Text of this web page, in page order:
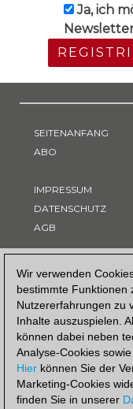
Wir verwenden
bestimmte Funktionen
Nutzererfahrungen zu
Inhalte auszuspielen.
können dabei neben
Analyse-Cookies
Hier können Sie der
Marketing-Cookies
finden Sie in unserer
Ja, ich
SEITENANFANG
ABO
IMPRESSUM
DATENSCHUTZ
AGB
ZAHLUNGSART